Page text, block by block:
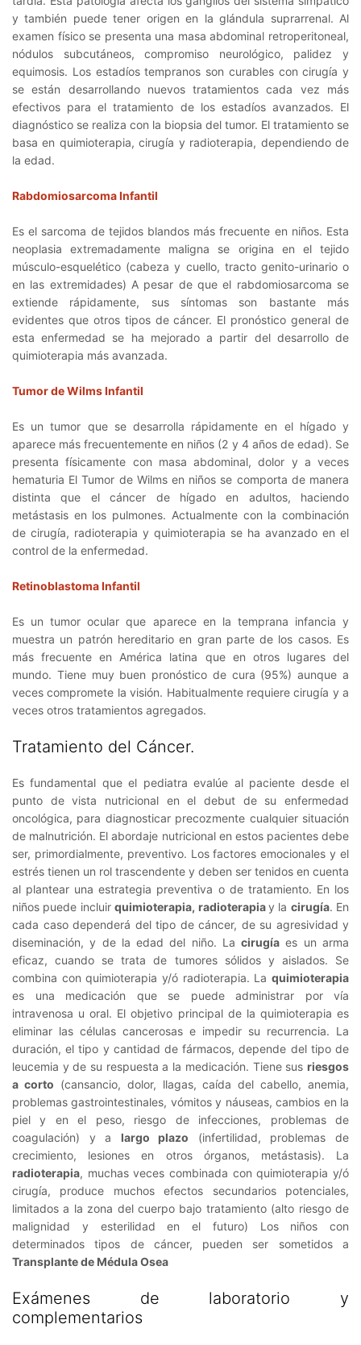
y también puede tener origen en la glándula suprarrenal. Al
examen físico se presenta una masa abdominal retroperitoneal,
nódulos subcutáneos, compromiso neurológico, palidez y
equimosis. Los estadíos tempranos son curables con cirugía y
se están desarrollando nuevos tratamientos cada vez más
efectivos para el tratamiento de los estadíos avanzados. El
diagnóstico se realiza con la biopsia del tumor. El tratamiento se
basa en quimioterapia, cirugía y radioterapia, dependiendo de
la edad.
Rabdomiosarcoma Infantil
Es el sarcoma de tejidos blandos más frecuente en niños. Esta
neoplasia extremadamente maligna se origina en el tejido
músculo-esquelético (cabeza y cuello, tracto genito-urinario o
en las extremidades) A pesar de que el rabdomiosarcoma se
extiende rápidamente, sus síntomas son bastante más
evidentes que otros tipos de cáncer. El pronóstico general de
esta enfermedad se ha mejorado a partir del desarrollo de
quimioterapia más avanzada.
Tumor de Wilms Infantil
Es un tumor que se desarrolla rápidamente en el hígado y
aparece más frecuentemente en niños (2 y 4 años de edad). Se
presenta físicamente con masa abdominal, dolor y a veces
hematuria El Tumor de Wilms en niños se comporta de manera
distinta que el cáncer de hígado en adultos, haciendo
metástasis en los pulmones. Actualmente con la combinación
de cirugía, radioterapia y quimioterapia se ha avanzado en el
control de la enfermedad.
Retinoblastoma Infantil
Es un tumor ocular que aparece en la temprana infancia y
muestra un patrón hereditario en gran parte de los casos. Es
más frecuente en América latina que en otros lugares del
mundo. Tiene muy buen pronóstico de cura (95%) aunque a
veces compromete la visión. Habitualmente requiere cirugía y a
veces otros tratamientos agregados.
Tratamiento del Cáncer.
Es fundamental que el pediatra evalúe al paciente desde el
punto de vista nutricional en el debut de su enfermedad
oncológica, para diagnosticar precozmente cualquier situación
de malnutrición. El abordaje nutricional en estos pacientes debe
ser, primordialmente, preventivo. Los factores emocionales y el
estrés tienen un rol trascendente y deben ser tenidos en cuenta
al plantear una estrategia preventiva o de tratamiento. En los
niños puede incluirquimioterapia, radioterapiay la cirugía. En
cada caso dependerá del tipo de cáncer, de su agresividad y
diseminación, y de la edad del niño. Lacirugía es un arma
eficaz, cuando se trata de tumores sólidos y aislados. Se
combina con quimioterapia y/ó radioterapia. La quimioterapia
es una medicación que se puede administrar por vía
intravenosa u oral. El objetivo principal de la quimioterapia es
eliminar las células cancerosas e impedir su recurrencia. La
duración, el tipo y cantidad de fármacos, depende del tipo de
leucemia y de su respuesta a la medicación. Tiene sus riesgos
a corto (cansancio, dolor, llagas, caída del cabello, anemia,
problemas gastrointestinales, vómitos y náuseas, cambios en la
piel y en el peso, riesgo de infecciones, problemas de
coagulación) y a largo plazo (infertilidad, problemas de
crecimiento, lesiones en otros órganos, metástasis). La
radioterapia, muchas veces combinada con quimioterapia y/ó
cirugía, produce muchos efectos secundarios potenciales,
limitados a la zona del cuerpo bajo tratamiento (alto riesgo de
malignidad y esterilidad en el futuro) Los niños con
determinados tipos de cáncer, pueden ser sometidos a
Transplante de Médula Osea
Exámenes de laboratorio y
complementarios